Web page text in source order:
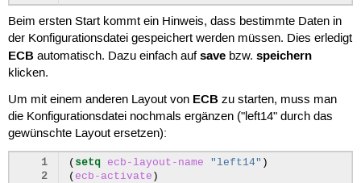
Beim ersten Start kommt ein Hinweis, dass bestimmte Daten in
der Konfigurationsdatei gespeichert werden müssen. Dies erledigt
ECBautomatisch. Dazu einfach aufsavebzw. speichern
klicken.
Um mit einem anderen Layout von ECBzu starten, muss man
die Konfigurationsdatei nochmals ergänzen ("left14" durch das
gewünschte Layout ersetzen):
1
2
( setq ecb-layout-name "left14" )
( ecb-activate )